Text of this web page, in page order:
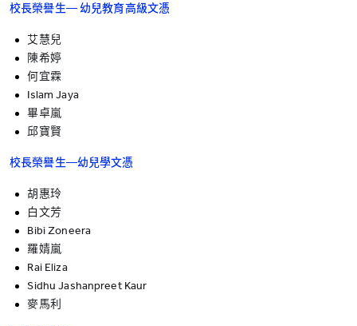
校長榮譽生— 幼兒教育高級文憑
艾慧兒
陳希婷
何宜霖
Islam Jaya
畢卓嵐
邱寶賢
校長榮譽生—幼兒學文憑
胡惠玲
白文芳
Bibi Zoneera
羅婧嵐
Rai Eliza
Sidhu Jashanpreet Kaur
麥馬利